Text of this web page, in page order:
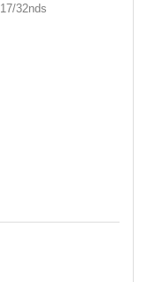
17/32nds